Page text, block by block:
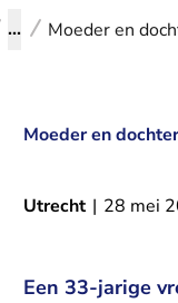
... Moeder en
Moeder en
Utrecht | 28 mei
Een 33-jarige